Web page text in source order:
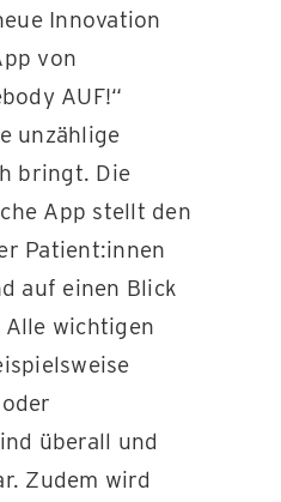
Innovation
von
AUF!“
unzählige
bringt. Die
App stellt den
Patient:innen
auf einen Blick
wichtigen
überall und
Zudem wird